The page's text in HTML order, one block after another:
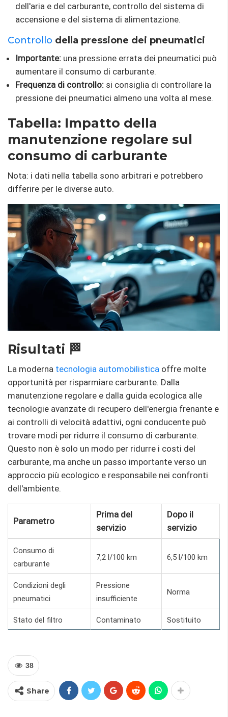
dell'aria e del carburante, controllo del sistema di
accensione e del sistema di alimentazione.
Controllo della pressione dei pneumatici
Importante: una pressione errata dei pneumatici può
aumentare il consumo di carburante.
Frequenza di controllo: si consiglia di controllare la
pressione dei pneumatici almeno una volta al mese.
Tabella: Impatto della
manutenzione regolare sul
consumo di carburante
Nota: i dati nella tabella sono arbitrari e potrebbero
differire per le diverse auto.
Risultati 🏁
La moderna tecnologia automobilistica offre molte
opportunità per risparmiare carburante. Dalla
manutenzione regolare e dalla guida ecologica alle
tecnologie avanzate di recupero dell'energia frenante e
ai controlli di velocità adattivi, ogni conducente può
trovare modi per ridurre il consumo di carburante.
Questo non è solo un modo per ridurre i costi del
carburante, ma anche un passo importante verso un
approccio più ecologico e responsabile nei confronti
dell'ambiente.
Parametro
Prima del
servizio
Dopo il
servizio
Consumo di
carburante
7,2 l/100 km 6,5 l/100 km
Condizioni degli
pneumatici
Pressione
insufficiente
Norma
Stato del filtro Contaminato Sostituito
38
Share